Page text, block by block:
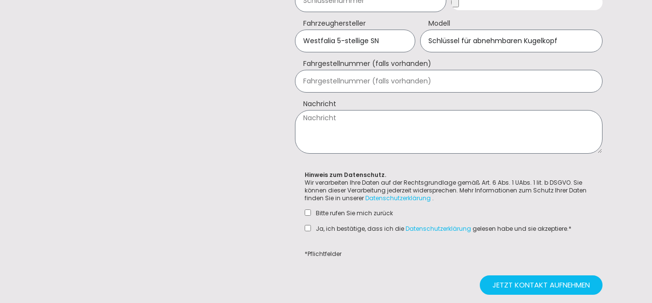
Fahrzeughersteller Modell
Fahrgestellnummer (falls vorhanden)
Nachricht
Hinweis zum Datenschutz.
Wir verarbeiten Ihre Daten auf der Rechtsgrundlage gemäß Art. 6 Abs. 1 UAbs. 1 lit. b DSGVO. Sie
können dieser Verarbeitung jederzeit widersprechen. Mehr Informationen zum Schutz Ihrer Daten
finden Sie in unsererDatenschutzerklärung .
Bitte rufen Sie mich zurück
Ja, ich bestätige, dass ich dieDatenschutzerklärung gelesen habe und sie akzeptiere.*
*Pflichtfelder
JETZT KONTAKT AUFNEHMEN